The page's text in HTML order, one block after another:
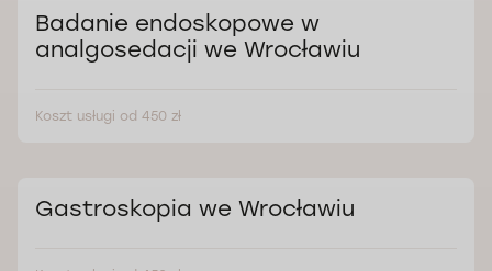
Badanie endoskopowe w
analgosedacji we Wrocławiu
Koszt usługi od 450 zł
Gastroskopia we Wrocławiu